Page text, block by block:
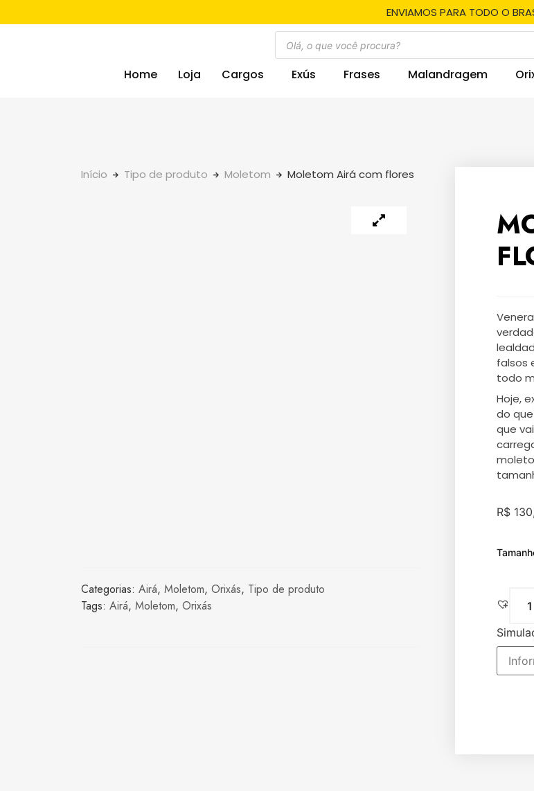
ENVIAMOS PARA TODO O
Home Loja Cargos Exús Frases Malandragem
Início Tipo de produto Moletom Moletom Airá com flores
Categorias: Airá, Moletom, Orixás, Tipo de produto
Tags: Airá, Moletom, Orixás
falsos
todo
Hoje,
do
que
R$